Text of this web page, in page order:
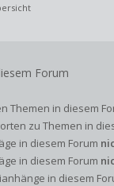
Forum
Themen in diesem
zu Themen in
in diesem Forum
in diesem Forum
in diesem